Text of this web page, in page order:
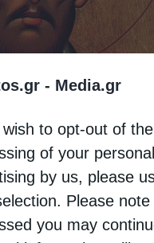
- Media.gr
to opt-out of
of your
by us, please
Please
you may
σκοτίζει τον